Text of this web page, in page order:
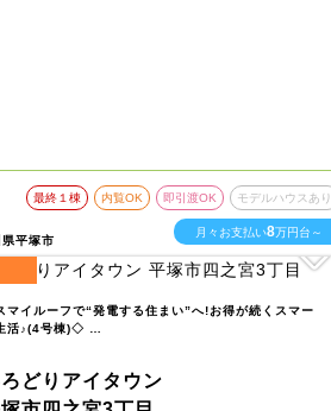
平塚市
最終１棟 内覧OK 即引渡OK モデルハウスあり
月々お支払い8万円台～
マイルーフで“発電する住まい”へ!お得が続くスマー
活♪(4号棟)◇ …
どりアイタウン